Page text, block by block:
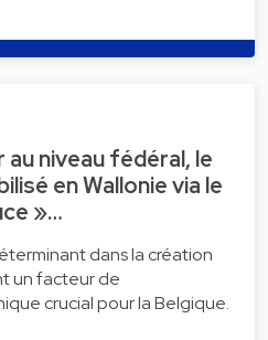
niveau fédéral, le
en Wallonie via le
»…
dans la création
un facteur de
crucial pour la Belgique.